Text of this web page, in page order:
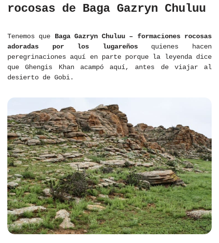
rocosas de Baga Gazryn Chuluu
Tenemos que Baga Gazryn Chuluu – formaciones rocosas
adoradas por los lugareñosquienes hacen
peregrinaciones aquí en parte porque la leyenda dice
que Ghengis Khan acampó aquí, antes de viajar al
desierto de Gobi.